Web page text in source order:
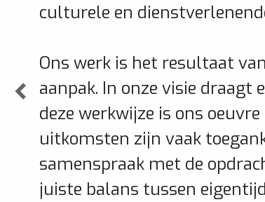
culturele en
Ons werk is het resultaat
aanpak. In onze visie draagt
deze werkwijze is ons
uitkomsten zijn vaak
samenspraak met de
juiste balans tussen